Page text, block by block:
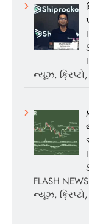
ન્યૂઝ,
FLASH
ન્યૂઝ,